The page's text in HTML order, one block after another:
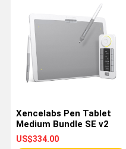
Xencelabs Pen Tablet
Medium Bundle SE v2
US$334.00